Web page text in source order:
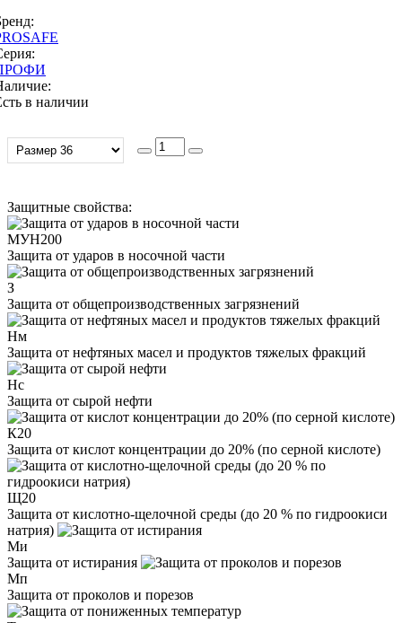
в наличии
Защитные свойства:
МУН200
Защита от ударов в носочной части
З
Защита от общепроизводственных загрязнений
Нм
Защита от нефтяных масел и продуктов тяжелых фракций
Нс
Защита от сырой нефти
К20
Защита от кислот концентрации до 20% (по серной кислоте)
Щ20
Защита от кислотно-щелочной среды (до 20 % по гидроокиси
натрия)
Ми
Защита от истирания
Мп
Защита от проколов и порезов